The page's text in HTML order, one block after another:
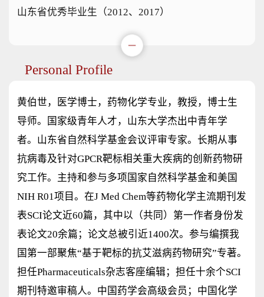
山东省优秀毕业生（2012、2017）
Personal Profile
黄伯世，医学博士，药物化学专业，教授，博士生
导师。国家级青年人才，山东大学杰出中青年学
者。山东省自然科学基金会议评审专家。长期从事
抗病毒及针对GPCR靶标相关重大疾病的创新药物研
究工作。主持和参与多项国家自然科学基金和美国
NIH R01项目。在J Med Chem等药物化学主流期刊发
表SCI论文近60篇，其中以（共同）第一作者身份发
表论文20余篇；论文总被引近1400次。参与编撰我
国第一部聚焦“基于靶标的抗艾滋病药物研究”专著。
担任Pharmaceuticals杂志客座编辑；担任十余个SCI
期刊特邀审稿人。中国药学会高级会员；中国化学